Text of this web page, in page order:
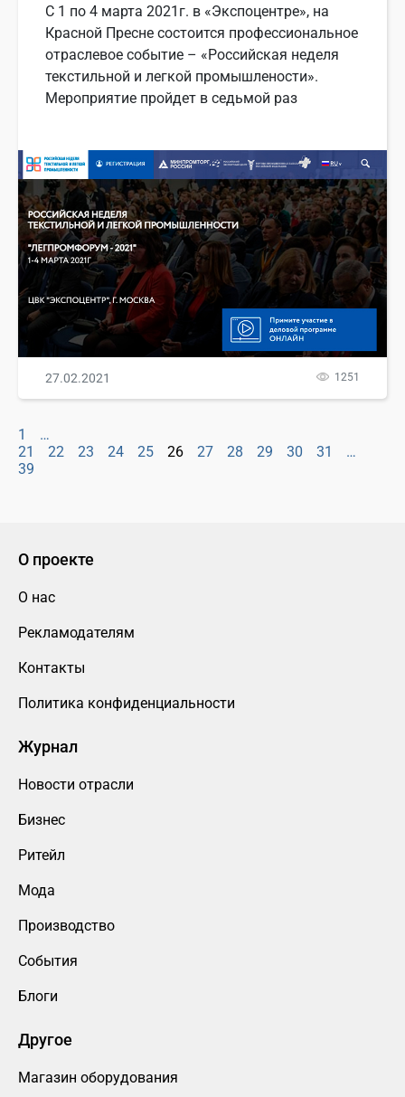
С 1 по 4 марта 2021г. в «Экспоцентре», на
Красной Пресне состоится профессиональное
отраслевое событие – «Российская неделя
текстильной и легкой промышлености».
Мероприятие пройдет в седьмой раз
27.02.2021 1251
1
…
21
22 23 24 25 26 27 28 29 30 31
…
39
О проекте
О нас
Рекламодателям
Контакты
Политика конфиденциальности
Журнал
Новости отрасли
Бизнес
Ритейл
Мода
Производство
События
Блоги
Другое
Магазин оборудования